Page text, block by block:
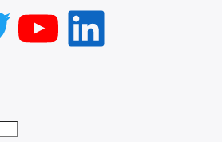
YouTube
LinkedIn